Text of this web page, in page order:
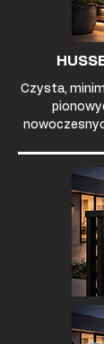
Czysta,